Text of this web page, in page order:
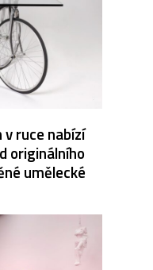
ruce nabízí
originálního
umělecké